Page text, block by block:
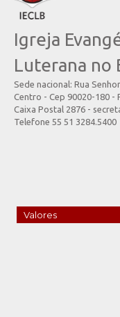
Igreja
Luterana no
Sede nacional: Rua
Centro - Cep 90020-180
Caixa Postal 2876 -
Telefone 55 51 3284.5400
Valores